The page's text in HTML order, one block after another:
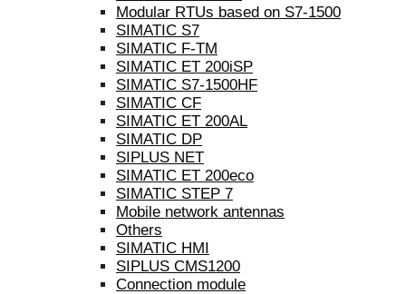
Modular RTUs based on S7-1500
SIMATIC S7
SIMATIC F-TM
SIMATIC ET 200iSP
SIMATIC S7-1500HF
SIMATIC CF
SIMATIC ET 200AL
SIMATIC DP
SIPLUS NET
SIMATIC ET 200eco
SIMATIC STEP 7
Mobile network antennas
Others
SIMATIC HMI
SIPLUS CMS1200
Connection module